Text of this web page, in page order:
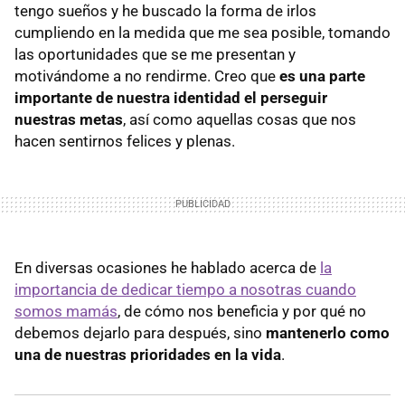
tengo sueños y he buscado la forma de irlos
cumpliendo en la medida que me sea posible, tomando
las oportunidades que se me presentan y
motivándome a no rendirme. Creo que es una parte
importante de nuestra identidad el perseguir
nuestras metas, así como aquellas cosas que nos
hacen sentirnos felices y plenas.
En diversas ocasiones he hablado acerca de la
importancia de dedicar tiempo a nosotras cuando
somos mamás, de cómo nos beneficia y por qué no
debemos dejarlo para después, sino mantenerlo como
una de nuestras prioridades en la vida.